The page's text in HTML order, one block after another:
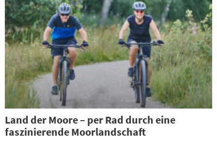
Land der Moore – per Rad durch eine
faszinierende Moorlandschaft